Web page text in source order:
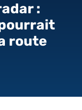
:
route